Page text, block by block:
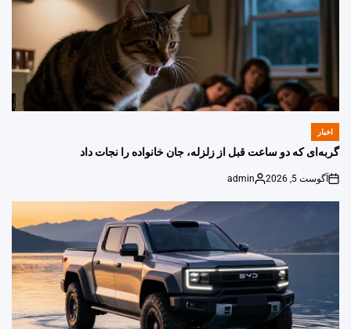
POSTED
IN
اخبار
گربه‌ای که دو ساعت قبل از زلزله، جان خانواده را نجات داد
on
آگوست 5, 2026
Posted
admin